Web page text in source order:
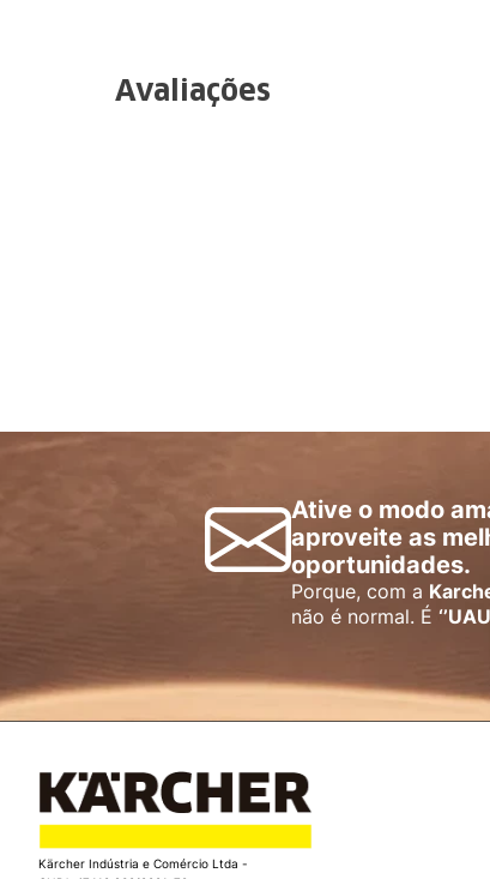
Avaliações
Ative o modo
aproveite as
oportunidades.
Porque, com a
não é normal. É
Kärcher Indústria e Comércio Ltda -